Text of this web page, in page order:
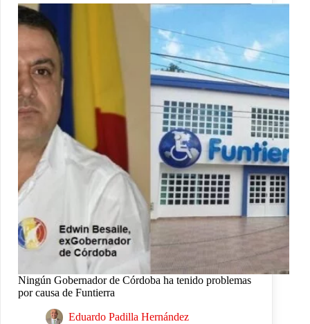
Ningún Gobernador de Córdoba ha tenido problemas
por causa de Funtierra
Eduardo Padilla Hernández